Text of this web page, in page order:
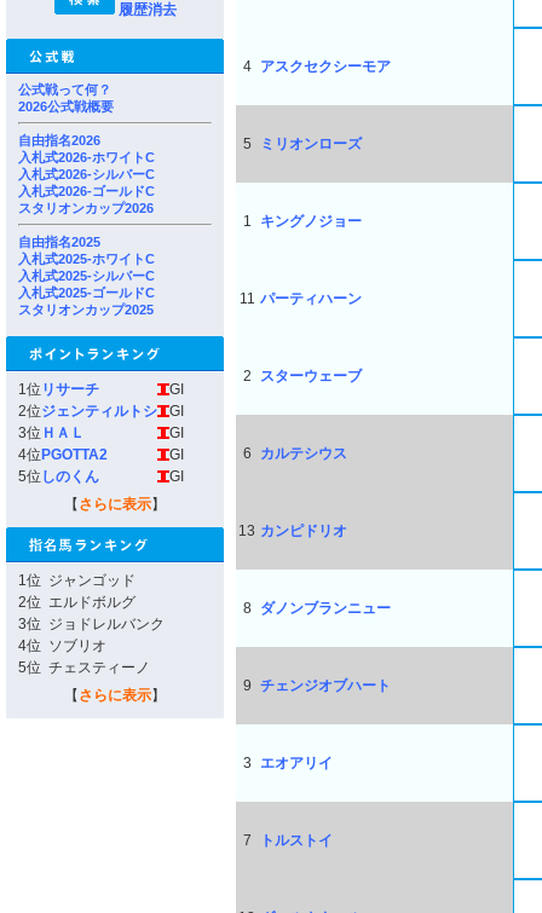
履歴消去
公式戦って何？
2026公式戦概要
自由指名2026
入札式2026-ホワイトC
入札式2026-シルバーC
入札式2026-ゴールドC
スタリオンカップ2026
自由指名2025
入札式2025-ホワイトC
入札式2025-シルバーC
入札式2025-ゴールドC
スタリオンカップ2025
1位 リサーチ
GI
2位ジェンティルトシ
GI
3位 ＨＡＬ
GI
4位 PGOTTA2
GI
5位 しのくん
GI
【 さらに表示】
1位 ジャンゴッド
2位 エルドボルグ
3位 ジョドレルバンク
4位 ソブリオ
5位 チェスティーノ
【 さらに表示】
4 アスクセクシーモア
5 ミリオンローズ
1 キングノジョー
11 パーティハーン
2 スターウェーブ
6 カルテシウス
13 カンピドリオ
8 ダノンブランニュー
9 チェンジオブハート
3 エオアリイ
7 トルストイ